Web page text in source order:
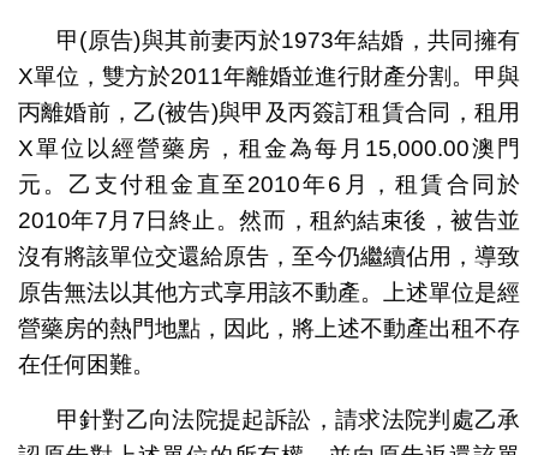
甲(原告)與其前妻丙於1973年結婚，共同擁有
X單位，雙方於2011年離婚並進行財產分割。甲與
丙離婚前，乙(被告)與甲及丙簽訂租賃合同，租用
X單位以經營藥房，租金為每月15,000.00澳門
元。乙支付租金直至2010年6月，租賃合同於
2010年7月7日終止。然而，租約結束後，被告並
沒有將該單位交還給原吿，至今仍繼續佔用，導致
原吿無法以其他方式享用該不動產。上述單位是經
營藥房的熱門地點，因此，將上述不動產出租不存
在任何困難。
甲針對乙向法院提起訴訟，請求法院判處乙承